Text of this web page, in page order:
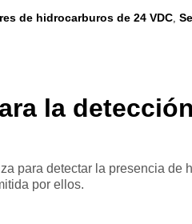
de hidrocarburos de 24 VDC,
la
para detectar la presencia
por ellos.